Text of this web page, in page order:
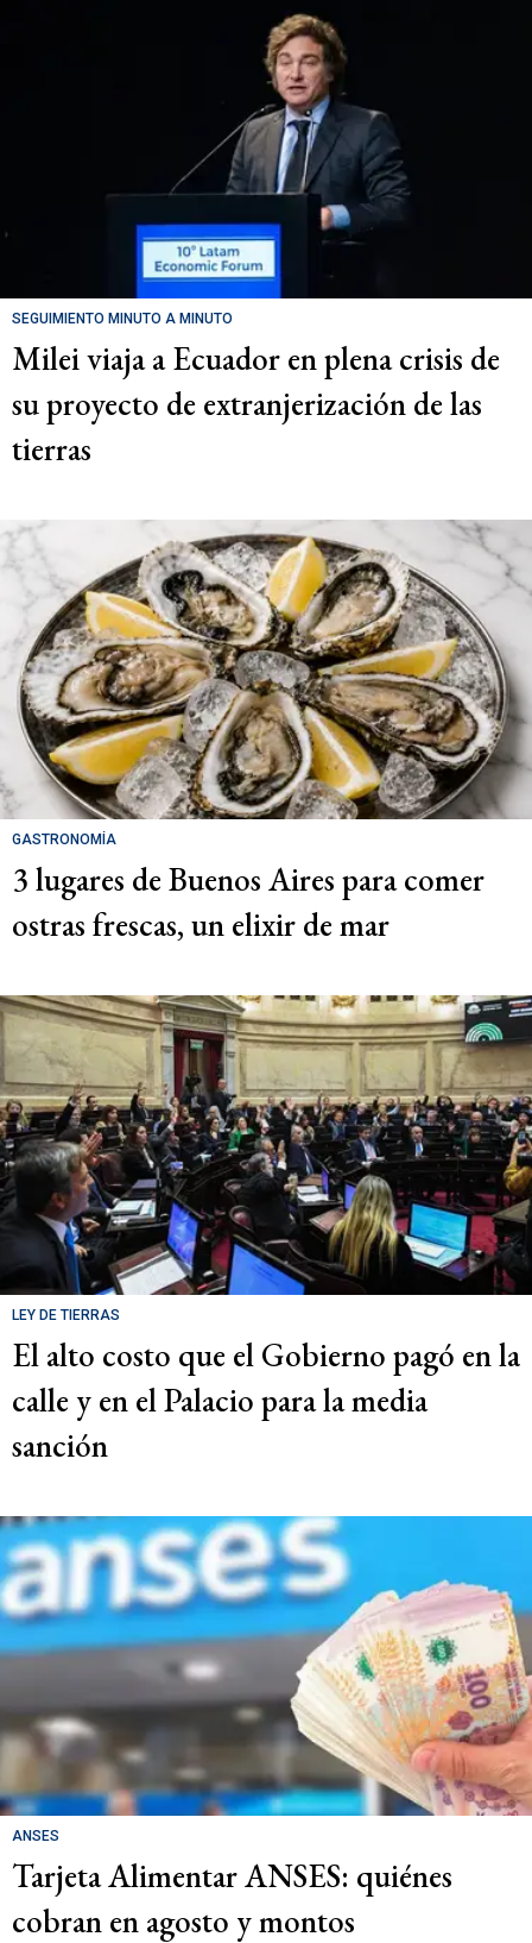
SEGUIMIENTO MINUTO A MINUTO
Milei viaja a Ecuador en plena crisis de
su proyecto de extranjerización de las
tierras
GASTRONOMÍA
3 lugares de Buenos Aires para comer
ostras frescas, un elixir de mar
LEY DE TIERRAS
El alto costo que el Gobierno pagó en la
calle y en el Palacio para la media
sanción
ANSES
Tarjeta Alimentar ANSES: quiénes
cobran en agosto y montos